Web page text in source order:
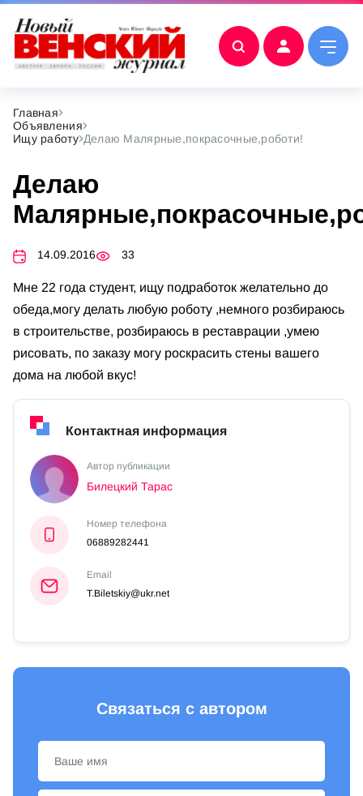
Главная
Объявления
Ищу работу Делаю Малярные,покрасочные,роботи!
Делаю
14.09.2016 33
Мне 22 года студент, ищу подработок желательно до
обеда,могу делать любую роботу ,немного розбираюсь
в строительстве, розбираюсь в реставрации ,умею
рисовать, по заказу могу роскрасить стены вашего
дома на любой вкус!
Контактная информация
Автор публикации
Билецкий Тарас
Номер телефона
06889282441
Email
T.Biletskiy@ukr.net
Связаться с автором